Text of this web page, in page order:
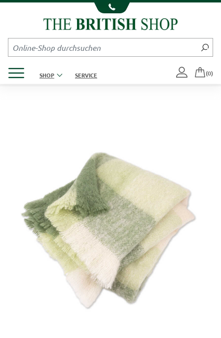
Kompletten Head der Seite überspringen
SHOP SERVICE (0)